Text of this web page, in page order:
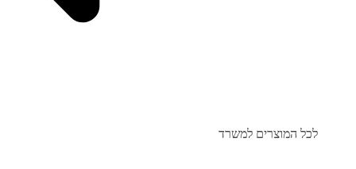
לכל המוצרים למשרד